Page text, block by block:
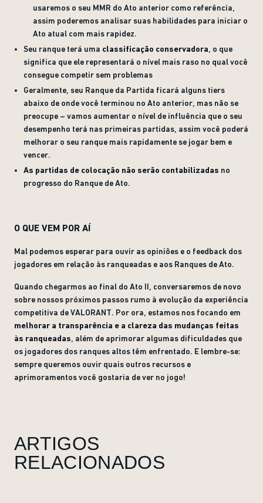
usaremos o seu MMR do Ato anterior como referência,
assim poderemos analisar suas habilidades para iniciar o
Ato atual com mais rapidez.
Seu ranque terá uma classificação conservadora , o que
significa que ele representará o nível mais raso no qual você
consegue competir sem problemas
Geralmente, seu Ranque da Partida ficará alguns tiers
abaixo de onde você terminou no Ato anterior, mas não se
preocupe – vamos aumentar o nível de influência que o seu
desempenho terá nas primeiras partidas, assim você poderá
melhorar o seu ranque mais rapidamente se jogar bem e
vencer.
As partidas de colocação não serão contabilizadas no
progresso do Ranque de Ato.
O QUE VEM POR AÍ
Mal podemos esperar para ouvir as opiniões e o feedback dos
jogadores em relação às ranqueadas e aos Ranques de Ato.
Quando chegarmos ao final do Ato II, conversaremos de novo
sobre nossos próximos passos rumo à evolução da experiência
competitiva de VALORANT. Por ora, estamos nos focando em
melhorar a transparência e a clareza das mudanças feitas
às ranqueadas , além de aprimorar algumas dificuldades que
os jogadores dos ranques altos têm enfrentado. E lembre-se:
sempre queremos ouvir quais outros recursos e
aprimoramentos você gostaria de ver no jogo!
ARTIGOS
RELACIONADOS